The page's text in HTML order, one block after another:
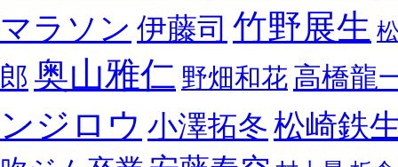
マラソン 伊藤司 竹野展生
郎 奥山雅仁 野畑和花 高橋龍
ンジロウ 小澤拓冬松崎鉄